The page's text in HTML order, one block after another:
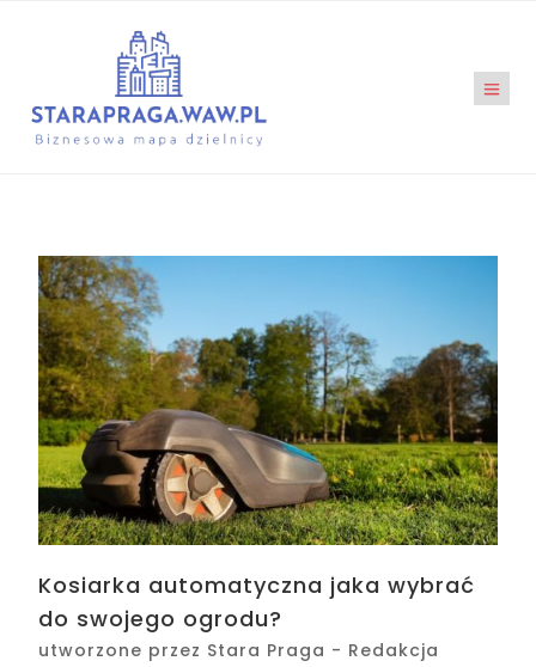
Kosiarka automatyczna jaka wybrać
do swojego ogrodu?
utworzone przez Stara Praga - Redakcja